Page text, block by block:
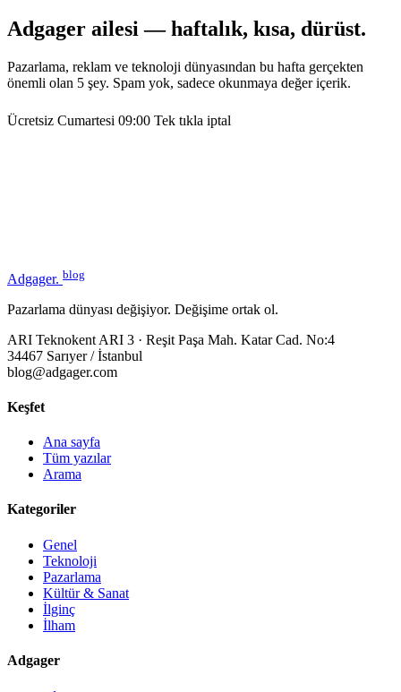
Adgager ailesi — haftalık, kısa, dürüst.
Pazarlama, reklam ve teknoloji dünyasından bu hafta gerçekten
önemli olan 5 şey. Spam yok, sadece okunmaya değer içerik.
Ücretsiz Cumartesi 09:00 Tek tıkla iptal
Adgager. blog
Pazarlama dünyası değişiyor. Değişime ortak ol.
ARI Teknokent ARI 3 · Reşit Paşa Mah. Katar Cad. No:4
34467 Sarıyer / İstanbul
blog@adgager.com
Keşfet
Ana sayfa
Tüm yazılar
Arama
Kategoriler
Genel
Teknoloji
Pazarlama
Kültür & Sanat
İlginç
İlham
Adgager